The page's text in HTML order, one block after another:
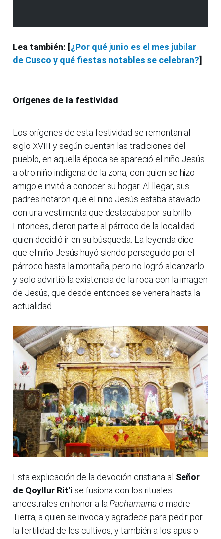
Lea también: [¿Por qué junio es el mes jubilar
de Cusco y qué fiestas notables se celebran?]
Orígenes de la festividad
Los orígenes de esta festividad se remontan al
siglo XVIII y según cuentan las tradiciones del
pueblo, en aquella época se apareció el niño Jesús
a otro niño indígena de la zona, con quien se hizo
amigo e invitó a conocer su hogar. Al llegar, sus
padres notaron que el niño Jesús estaba ataviado
con una vestimenta que destacaba por su brillo.
Entonces, dieron parte al párroco de la localidad
quien decidió ir en su búsqueda. La leyenda dice
que el niño Jesús huyó siendo perseguido por el
párroco hasta la montaña, pero no logró alcanzarlo
y solo advirtió la existencia de la roca con la imagen
de Jesús, que desde entonces se venera hasta la
actualidad.
Esta explicación de la devoción cristiana al Señor
de Qoyllur Rit'i se fusiona con los rituales
ancestrales en honor a la Pachamama o madre
Tierra, a quien se invoca y agradece para pedir por
la fertilidad de los cultivos, y también a los apus o